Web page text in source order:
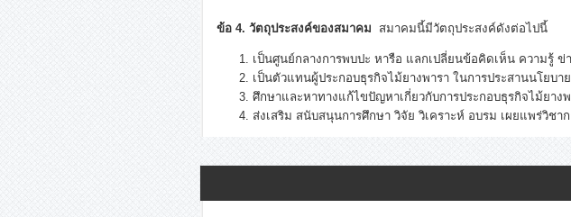
ข้อ 4. วัตถุประสงค์ของสมาคม สมาคมนี้มีวัตถุประสงค์ดังต่อไปนี้
เป็นศูนย์กลางการพบปะ หารือ แลกเปลี่ยนข้อคิดเห็น ความรู้
เป็นตัวแทนผู้ประกอบธุรกิจไม้ยางพารา ในการประสานนโยบา
ศึกษาและหาทางแก้ไขปัญหาเกี่ยวกับการประกอบธุรกิจไม้ยาง
ส่งเสริม สนับสนุนการศึกษา วิจัย วิเคราะห์ อบรม เผยแพร่วิชา